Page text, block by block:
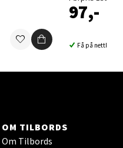
97,-
Få på nettlager
OM TILBORDS
Om Tilbords